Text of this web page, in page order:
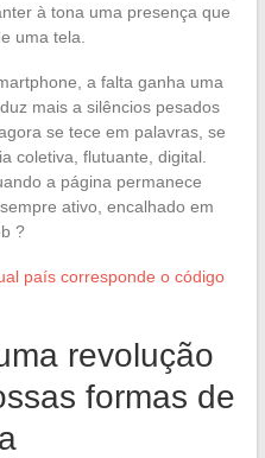
à tona uma presença que
uma tela.
a falta ganha uma
mais a silêncios pesados
se tece em palavras, se
coletiva, flutuante, digital.
a página permanece
ativo, encalhado em
?
país corresponde o código
revolução
formas de